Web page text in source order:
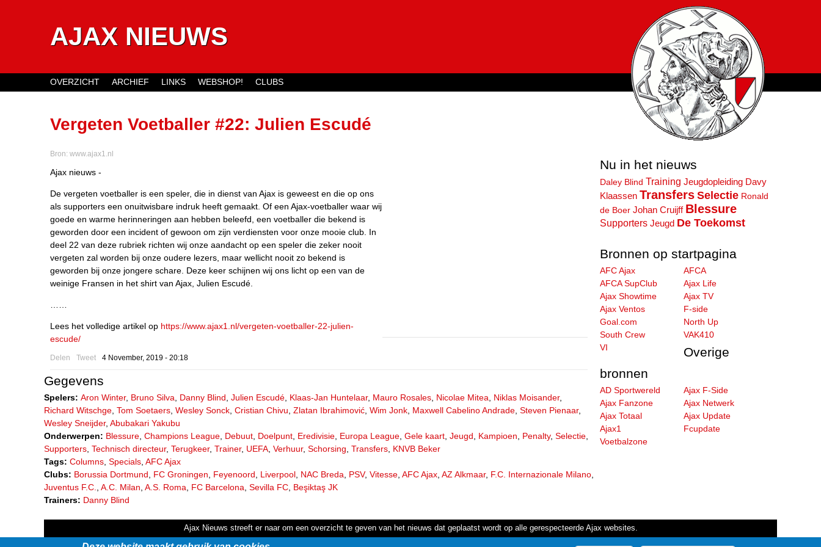
AJAX NIEUWS
Vergeten Voetballer #22: Julien Escudé
Bron: www.ajax1.nl
Ajax nieuws -
De vergeten voetballer is een speler, die in dienst van Ajax is geweest en die op ons
als supporters een onuitwisbare indruk heeft gemaakt. Of een Ajax-voetballer waar wij
goede en warme herinneringen aan hebben beleefd, een voetballer die bekend is
geworden door een incident of gewoon om zijn verdiensten voor onze mooie club. In
deel 22 van deze rubriek richten wij onze aandacht op een speler die zeker nooit
vergeten zal worden bij onze oudere lezers, maar wellicht nooit zo bekend is
geworden bij onze jongere schare. Deze keer schijnen wij ons licht op een van de
weinige Fransen in het shirt van Ajax, Julien Escudé.
Lees het volledige artikel op https://www.ajax1.nl/vergeten-voetballer-22-julien-
escude/
Delen Tweet 4 November, 2019 - 20:18
Gegevens
Spelers: Aron Winter, Bruno Silva Danny Blind Julien Escudé Klaas-Jan Huntelaar, Mauro Rosales Nicolae Mitea Niklas Moisander,
Richard Witschge Tom Soetaers Wesley Sonck Cristian Chivu Zlatan Ibrahimović Wim Jonk Maxwell Cabelino Andrade Steven Pienaar,
Wesley Sneijder, Abubakari Yakubu
Onderwerpen: Blessure Champions League Debuut Doelpunt Eredivisie Europa League Gele kaart Jeugd Kampioen Penalty, Selectie
Supporters Technisch directeur, Terugkeer, Trainer, UEFA Verhuur, Schorsing Transfers KNVB Beker
Tags: Columns Specials AFC Ajax
Clubs: Borussia Dortmund FC Groningen Feyenoord Liverpool NAC Breda PSV, Vitesse AFC Ajax AZ Alkmaar, F.C. Internazionale Milano
Juventus F.C.
A.C. Milan A.S. Roma FC Barcelona Sevilla FC Beşiktaş JK
Trainers: Danny Blind
OVERZICHT ARCHIEF LINKS WEBSHOP! CLUBS
Nu in het nieuws
Daley Blind Training Jeugdopleiding Davy
Klaassen Transfers Selectie Ronald
de Boer Johan Cruijff Blessure
Supporters Jeugd De Toekomst
Bronnen op startpagina
AFC Ajax
AFCA
AFCA SupClub
Ajax Life
Ajax Showtime
Ajax TV
Ajax Ventos
F-side
Goal.com
North Up
South Crew
VAK410
VI
Overige
bronnen
AD Sportwereld
Ajax F-Side
Ajax Fanzone
Ajax Netwerk
Ajax Totaal
Ajax Update
Ajax1
Fcupdate
Voetbalzone
Ajax Nieuws streeft er naar om een overzicht te geven van het nieuws dat geplaatst wordt op alle gerespecteerde Ajax websites.